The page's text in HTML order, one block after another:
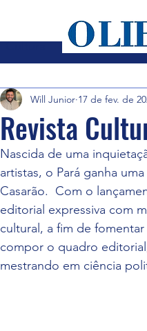
Cultura Política
Revista
Will Junior 17 de fev. de
Nascida de uma
artistas, o Pará ganha
Casarão.  Com o
editorial expressiva com
cultural, a fim de
compor o quadro
mestrando em ciência